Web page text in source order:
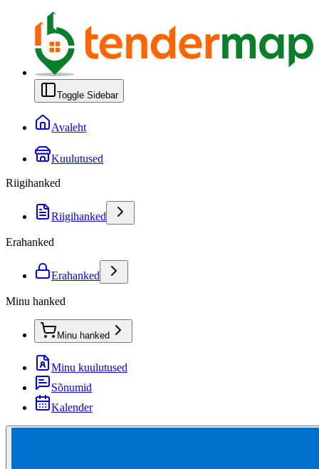
Toggle Sidebar
Avaleht
Kuulutused
Riigihanked
Riigihanked
Erahanked
Erahanked
Minu hanked
Minu hanked
Minu kuulutused
Sõnumid
Kalender